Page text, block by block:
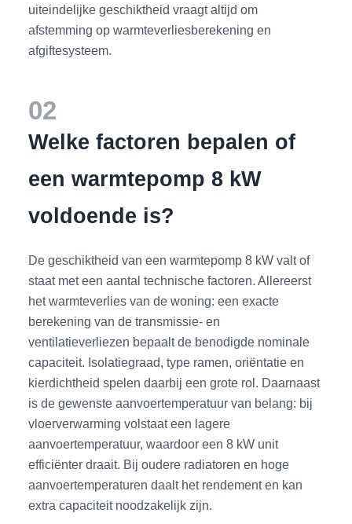
uiteindelijke geschiktheid vraagt altijd om
afstemming op warmteverliesberekening en
afgiftesysteem.
02
Welke factoren bepalen of
een warmtepomp 8 kW
voldoende is?
De geschiktheid van een warmtepomp 8 kW valt of
staat met een aantal technische factoren. Allereerst
het warmteverlies van de woning: een exacte
berekening van de transmissie- en
ventilatieverliezen bepaalt de benodigde nominale
capaciteit. Isolatiegraad, type ramen, oriëntatie en
kierdichtheid spelen daarbij een grote rol. Daarnaast
is de gewenste aanvoertemperatuur van belang: bij
vloerverwarming volstaat een lagere
aanvoertemperatuur, waardoor een 8 kW unit
efficiënter draait. Bij oudere radiatoren en hoge
aanvoertemperaturen daalt het rendement en kan
extra capaciteit noodzakelijk zijn.